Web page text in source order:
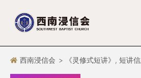
跳
至
西南浸信会 > 《灵修式短讲》 , 短讲